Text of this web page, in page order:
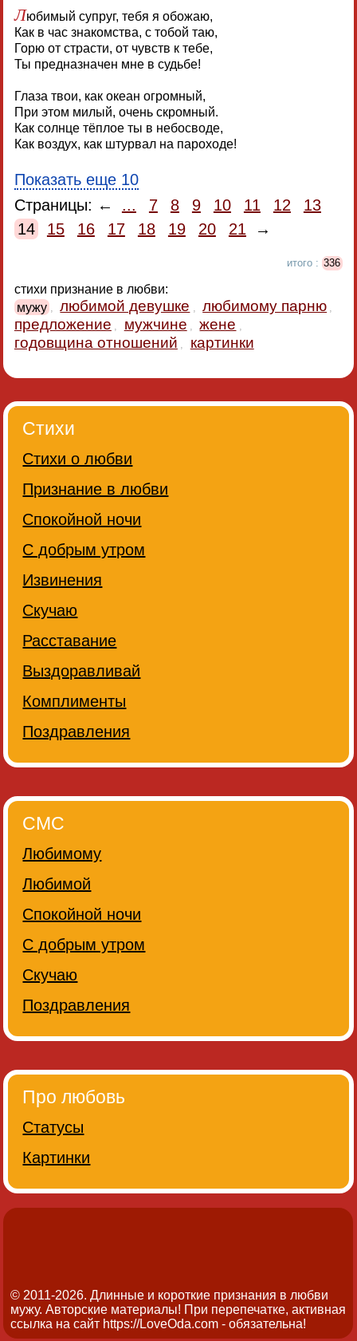
Любимый супруг, тебя я обожаю,
Как в час знакомства, с тобой таю,
Горю от страсти, от чувств к тебе,
Ты предназначен мне в судьбе!
Глаза твои, как океан огромный,
При этом милый, очень скромный.
Как солнце тёплое ты в небосводе,
Как воздух, как штурвал на пароходе!
Показать еще 10
Страницы: ←
... 7 8 9 10 11 12
13
14
15 16 17 18 19 20 21 →
итого : 336
стихи признание в любви:
мужу , любимой девушке , любимому парню ,
предложение , мужчине , жене ,
годовщина отношений , картинки
Стихи
Стихи о любви
Признание в любви
Спокойной ночи
С добрым утром
Извинения
Скучаю
Расставание
Выздоравливай
Комплименты
Поздравления
СМС
Любимому
Любимой
Спокойной ночи
С добрым утром
Скучаю
Поздравления
Про любовь
Статусы
Картинки
© 2011-2026. Длинные и короткие признания в любви
мужу.Авторские материалы! При перепечатке, активная
ссылка на сайт https://LoveOda.com - обязательна!